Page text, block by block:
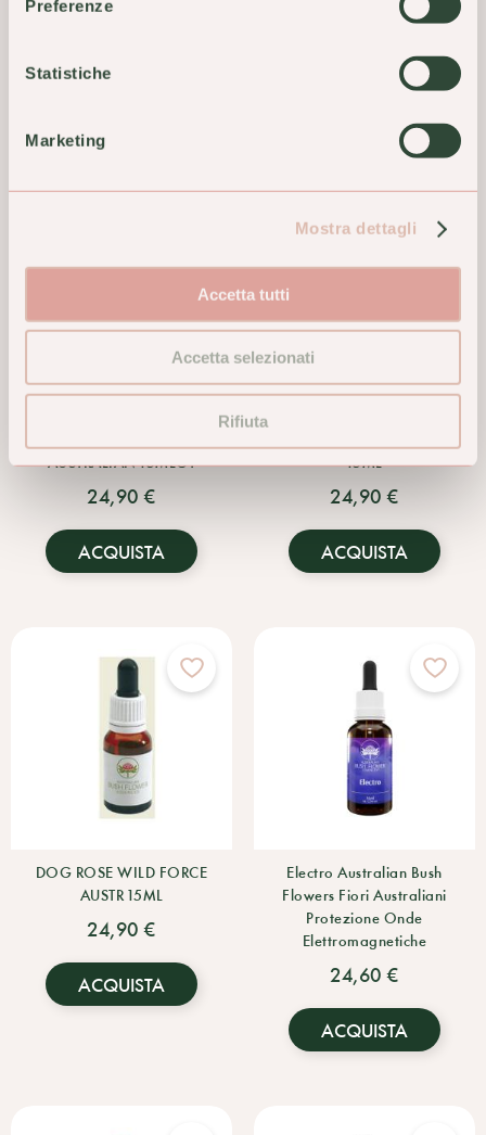
Preferenze
Statistiche
Marketing
Mostra dettagli
Accetta tutti
Accetta selezionati
Rifiuta
CLEMATIS BACH ORIG 20ML
CROWEA AUSTRALIAN 15ML
AUSTRALIAN 15MLGT
24,90 €
ACQUISTA
15ML
24,90 €
ACQUISTA
DOG ROSE WILD FORCE
AUSTR 15ML
24,90 €
ACQUISTA
Electro Australian Bush
Flowers Fiori Australiani
Protezione Onde
Elettromagnetiche
24,60 €
ACQUISTA